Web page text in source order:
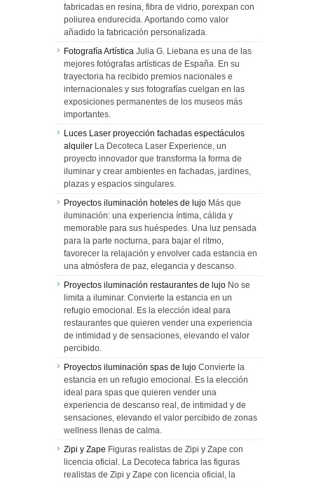
fabricadas en resina, fibra de vidrio, porexpan con
poliurea endurecida. Aportando como valor
añadido la fabricación personalizada.
Fotografía Artística Julia G. Liebana es una de las
mejores fotógrafas artísticas de España. En su
trayectoria ha recibido premios nacionales e
internacionales y sus fotografías cuelgan en las
exposiciones permanentes de los museos más
importantes.
Luces Laser proyección fachadas espectáculos
alquiler La Decoteca Laser Experience, un
proyecto innovador que transforma la forma de
iluminar y crear ambientes en fachadas, jardines,
plazas y espacios singulares.
Proyectos iluminación hoteles de lujo Más que
iluminación: una experiencia íntima, cálida y
memorable para sus huéspedes. Una luz pensada
para la parte nocturna, para bajar el ritmo,
favorecer la relajación y envolver cada estancia en
una atmósfera de paz, elegancia y descanso.
Proyectos iluminación restaurantes de lujo No se
limita a iluminar. Convierte la estancia en un
refugio emocional. Es la elección ideal para
restaurantes que quieren vender una experiencia
de intimidad y de sensaciones, elevando el valor
percibido.
Proyectos iluminación spas de lujo Convierte la
estancia en un refugio emocional. Es la elección
ideal para spas que quieren vender una
experiencia de descanso real, de intimidad y de
sensaciones, elevando el valor percibido de zonas
wellness llenas de calma.
Zipi y Zape Figuras realistas de Zipi y Zape con
licencia oficial. La Decoteca fabrica las figuras
realistas de Zipi y Zape con licencia oficial, la